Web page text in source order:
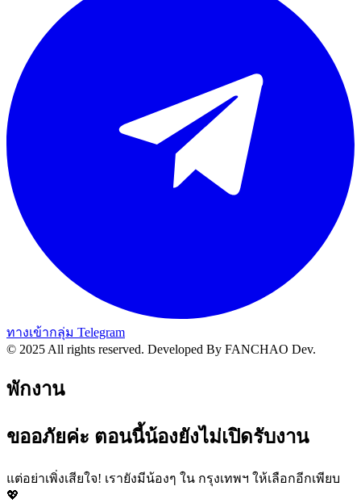
ทางเข้ากลุ่ม Telegram
© 2025 All rights reserved. Developed By FANCHAO Dev.
พักงาน
ขออภัยค่ะ ตอนนี้น้องยังไม่เปิดรับงาน
แต่อย่าเพิ่งเสียใจ! เรายังมีน้องๆ ใน กรุงเทพฯ ให้เลือกอีกเพียบ
💖